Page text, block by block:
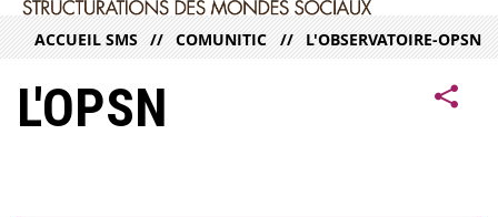
ACCUEIL SMS COMUNITIC L'OBSERVATOIRE-OPSN
L'OPSN